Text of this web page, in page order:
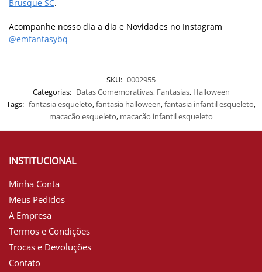
Brusque SC.
Acompanhe nosso dia a dia e Novidades no Instagram
@emfantasybq
SKU: 0002955
Categorias: Datas Comemorativas, Fantasias, Halloween
Tags: fantasia esqueleto,fantasia halloween,fantasia infantil esqueleto,
macacão esqueleto, macacão infantil esqueleto
INSTITUCIONAL
Minha Conta
Meus Pedidos
A Empresa
Termos e Condições
Trocas e Devoluções
Contato